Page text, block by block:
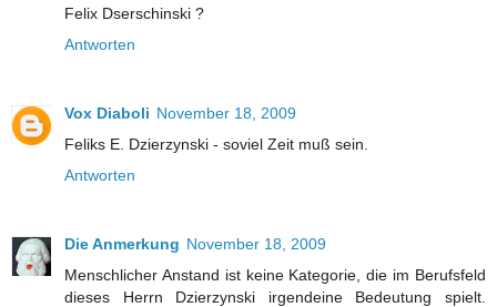
Felix Dserschinski ?
Antworten
Vox Diaboli November 18, 2009
Feliks E. Dzierzynski - soviel Zeit muß sein.
Antworten
Die Anmerkung November 18, 2009
Menschlicher Anstand ist keine Kategorie, die im Berufsfeld
dieses Herrn Dzierzynski irgendeine Bedeutung spielt.